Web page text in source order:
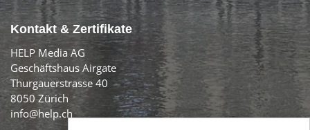
Kontakt & Zertifikate
HELP Media AG
Geschäftshaus Airgate
Thurgauerstrasse 40
8050 Zürich
info@help.ch